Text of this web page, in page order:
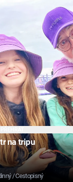
na tripu
/ Cestopisný